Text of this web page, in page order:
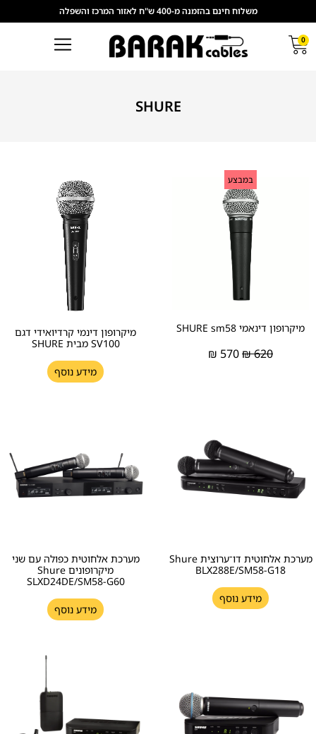
משלוח חינם בהזמנה מ-400 ש"ח לאזור המרכז והשפלה
0
SHURE
במבצע
מיקרופון דינאמי SHURE sm58
620
₪
570
₪
מיקרופון דינמי קרדיואידי דגם
SV100 מבית SHURE
מידע נוסף
מערכת אלחוטית דו־ערוצית Shure
BLX288E/SM58-G18
מידע נוסף
מערכת אלחוטית כפולה עם שני
מיקרופונים Shure
SLXD24DE/SM58-G60
מידע נוסף